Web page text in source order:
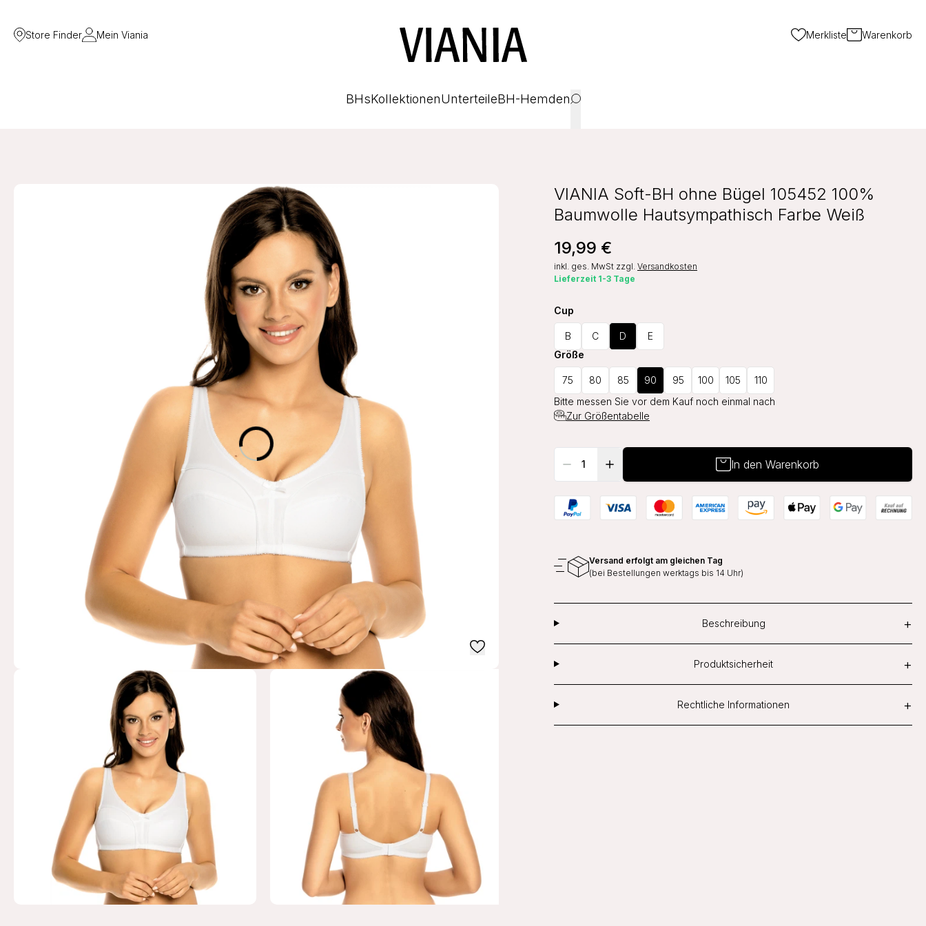
Store Finder Mein Viania Merkliste Warenkorb
BHsKollektionenUnterteileBH-Hemden
VIANIA Soft-BH ohne Bügel 105452 100%
Baumwolle Hautsympathisch Farbe Weiß
19,99 €
inkl. ges. MwSt zzgl. Versandkosten
Lieferzeit 1-3 Tage
Cup
B C D
E
Größe
75 80 85 90 95 100 105
110
Bitte messen Sie vor dem Kauf noch einmal nach
Zur Größentabelle
In den Warenkorb
Versand erfolgt am gleichen Tag
(bei Bestellungen werktags bis 14 Uhr)
Beschreibung +
Produktsicherheit +
Rechtliche Informationen +